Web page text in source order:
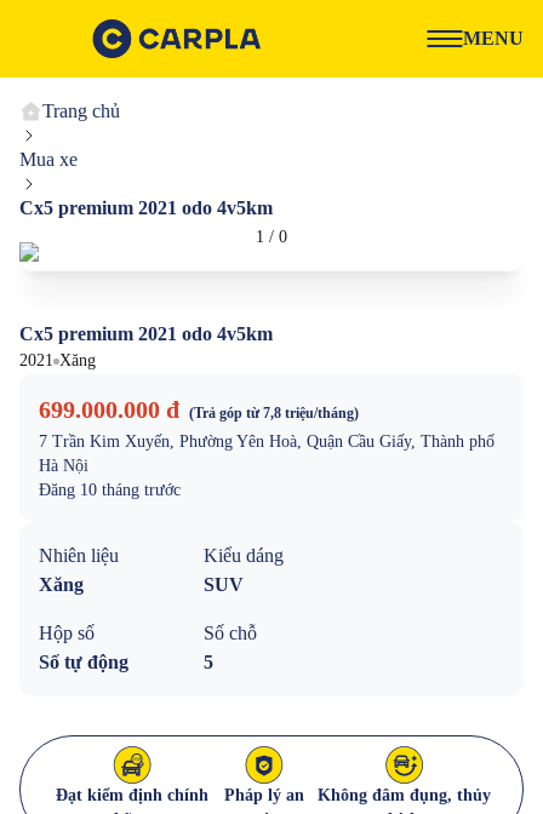
MENU
Trang chủ
Mua xe
Cx5 premium 2021 odo 4v5km
1 / 0
Cx5 premium 2021 odo 4v5km
2021 Xăng
699.000.000 đ (Trả góp từ7,8 triệu/tháng)
7 Trần Kim Xuyến, Phường Yên Hoà, Quận Cầu Giấy, Thành phố
Hà Nội
Đăng 10 tháng trước
Nhiên liệu
Xăng
Kiểu dáng
SUV
Hộp số
Số tự động
Số chỗ
5
Đạt kiểm định chính
Pháp lý an
Không đâm đụng, thủy